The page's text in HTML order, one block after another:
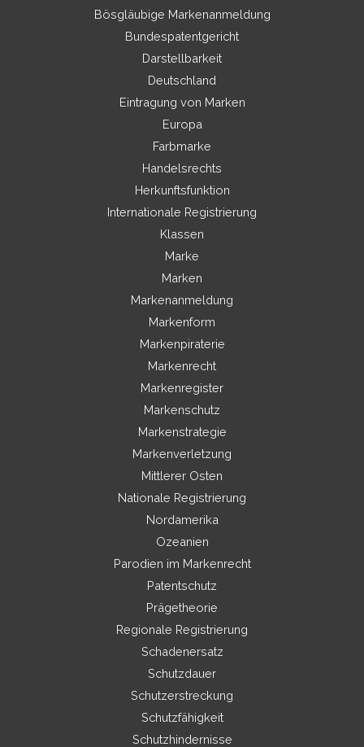
Bösgläubige Markenanmeldung
Bundespatentgericht
Darstellbarkeit
Deutschland
Eintragung von Marken
Europa
Farbmarke
Handelsrechts
Herkunftsfunktion
Internationale Registrierung
Klassen
Marke
Marken
Markenanmeldung
Markenform
Markenpiraterie
Markenrecht
Markenregister
Markenschutz
Markenstrategie
Markenverletzung
Mittlerer Osten
Nationale Registrierung
Nordamerika
Ozeanien
Parodien im Markenrecht
Patentschutz
Prägetheorie
Regionale Registrierung
Schadenersatz
Schutzdauer
Schutzerstreckung
Schutzfähigkeit
Schutzhindernisse